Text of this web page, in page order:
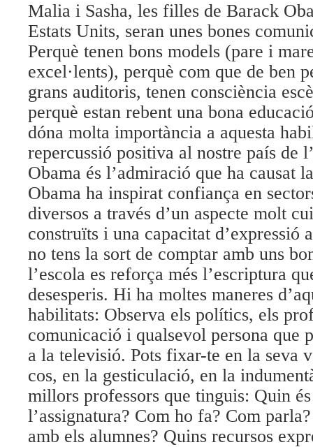
Malia i Sasha, les filles de Barack
Estats Units, seran unes bones
Perquè tenen bons models (pare i
excel·lents), perquè com que de ben
grans auditoris, tenen consciència
perquè estan rebent una bona
dóna molta importància a aquesta
repercussió positiva al nostre país de
Obama és l’admiració que ha causat
Obama ha inspirat confiança en
diversos a través d’un aspecte molt
construïts i una capacitat d’expressió
no tens la sort de comptar amb uns
l’escola es reforça més l’escriptura
desesperis. Hi ha moltes maneres
habilitats: Observa els polítics, els
comunicació i qualsevol persona que
a la televisió. Pots fixar-te en la seva
cos, en la gesticulació, en la
millors professors que tinguis: Quin
l’assignatura? Com ho fa? Com
amb els alumnes? Quins recursos